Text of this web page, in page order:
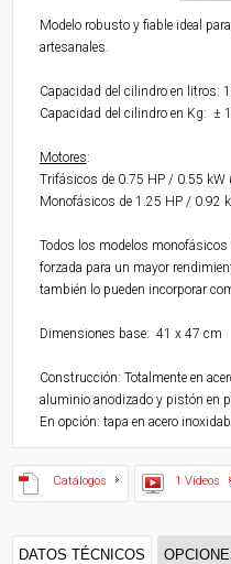
Modelo robusto y fiable ideal
artesanales.
Capacidad del cilindro en litros:
Capacidad del cilindro en Kg: ±
Motores:
Trifásicos de 0.75 HP / 0.55
Monofásicos de 1.25 HP / 0.92
Todos los modelos monofásicos
forzada para un mayor
también lo pueden incorporar
Dimensiones base: 41 x 47 cm
Construcción: Totalmente en
aluminio anodizado y pistón en
En opción: tapa en acero
Catálogos 1 Vídeos
DATOS TÉCNICOS